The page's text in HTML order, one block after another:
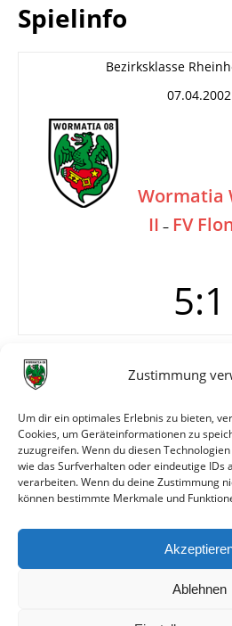
Zustimmung
Um dir ein optimales Erlebnis zu bieten,
Cookies, um Geräteinformationen zu
zuzugreifen. Wenn du diesen
wie das Surfverhalten oder eindeutige IDs
verarbeiten. Wenn du deine Zustimmung
können bestimmte Merkmale und
Ablehnen
Spielinfo
Bezirksklasse
07.04.2002
Wormatia
II – FV
5:1
Tore
0:1 Dilger (14.)
1:1 Gajsak (28./
3:1 (55./Eigentor)
4:1 Gerst (81.)
5:1 Vomend (83.)
Alle bisherigen Partien der
anzeigen